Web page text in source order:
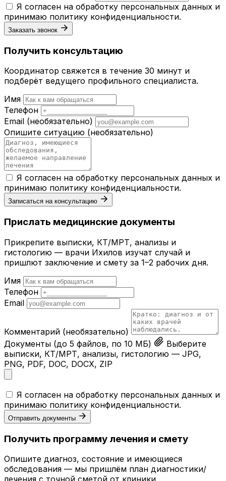
Я согласен на обработку персональных данных и
принимаю политику конфиденциальности.
Заказать звонок
Получить консультацию
Координатор свяжется в течение 30 минут и
подберёт ведущего профильного специалиста.
Имя
Телефон
Email (необязательно)
Опишите ситуацию (необязательно)
Я согласен на обработку персональных данных и
принимаю политику конфиденциальности.
Записаться на консультацию
Прислать медицинские документы
Прикрепите выписки, КТ/МРТ, анализы и
гистологию — врачи Ихилов изучат случай и
пришлют заключение и смету за 1–2 рабочих дня.
Имя
Телефон
Email
Комментарий (необязательно)
Документы (до 5 файлов, по 10 МБ)
Выберите
выписки, КТ/МРТ, анализы, гистологию — JPG,
PNG, PDF, DOC, DOCX, ZIP
Я согласен на обработку персональных данных и
принимаю политику конфиденциальности.
Отправить документы
Получить программу лечения и смету
Опишите диагноз, состояние и имеющиеся
обследования — мы пришлём план диагностики/